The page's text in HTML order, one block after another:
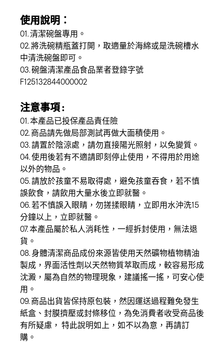
使用說明：
01. 清潔碗盤專用。
02. 將洗碗精瓶蓋打開，取適量於海綿或是洗碗槽水
中清洗碗盤即可。
03. 碗盤清潔產品食品業者登錄字號
F125132844000002
注意事項 :
01. 本產品已投保產品責任險
02. 商品請先做局部測試再做大面積使用。
03. 請置於陰涼處，請勿直接陽光照射，以免變質。
04. 使用後若有不適請即刻停止使用，不得用於用途
以外的物品。
05. 請放於孩童不易取得處，避免孩童吞食，若不慎
誤飲食，請飲用大量水後立即就醫。
06. 若不慎誤入眼睛，勿搓揉眼睛，立即用水沖洗15
分鐘以上，立即就醫。
07. 本產品屬於私人消耗性，一經拆封使用，無法退
貨。
08. 身體清潔商品成份來源皆使用天然礦物植物精油
製成，界面活性劑以天然物質萃取而成，較容易形成
沈澱，屬為自然的物理現象，建議搖一搖，可安心使
用。
09. 商品出貨皆保持原包裝，然因運送過程難免發生
紙盒、封膜擠壓或封條移位，為免消費者收受商品後
有所疑慮， 特此說明如上，如不以為意，再請訂
購。